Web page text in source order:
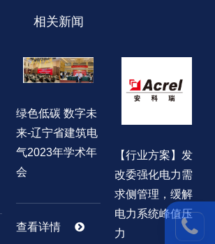
相关新闻
绿色低碳 数字未
来-辽宁省建筑电
气2023年学术年
会
查看详情
【行业方案】发
改委强化电力需
求侧管理，缓解
电力系统峰值压
力